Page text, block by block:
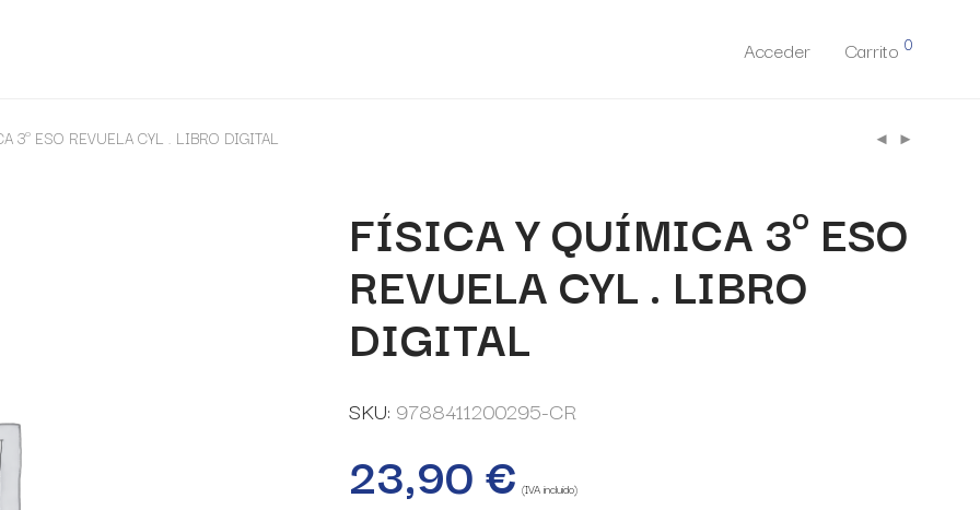
Acceder Carrito 0
3º ESO REVUELA CYL . LIBRO DIGITAL
FÍSICA Y QUÍMICA 3º ESO
REVUELA CYL . LIBRO
DIGITAL
SKU: 9788411200295-CR
23,90€ (IVA incluido)